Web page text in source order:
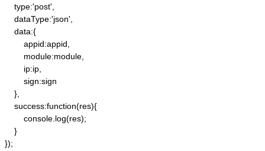
    type:'post',
    dataType:'json',
    data:{
        appid:appid,
        module:module,
        ip:ip,
        sign:sign
    },
    success:function(res){
        console.log(res);
    }
});